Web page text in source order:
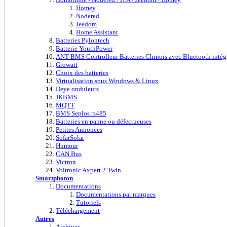
Homey
Nodered
Jeedom
Home Assistant
Batteries Pylontech
Batterie YouthPower
ANT-BMS Controlleur Batteries Chinois avec Bluetooth
Growatt
Choix des batteries
Virtualisation sous Windows & Linux
Deye onduleurs
JKBMS
MQTT
BMS Seplos rs485
Batteries en panne ou défectueuses
Petites Annonces
SofarSolar
Humour
CAN Bus
Victron
Voltronic Axpert 2 Twin
Smartphoton
Documentations
Documentations par marques
Tutoriels
Téléchargement
Autres